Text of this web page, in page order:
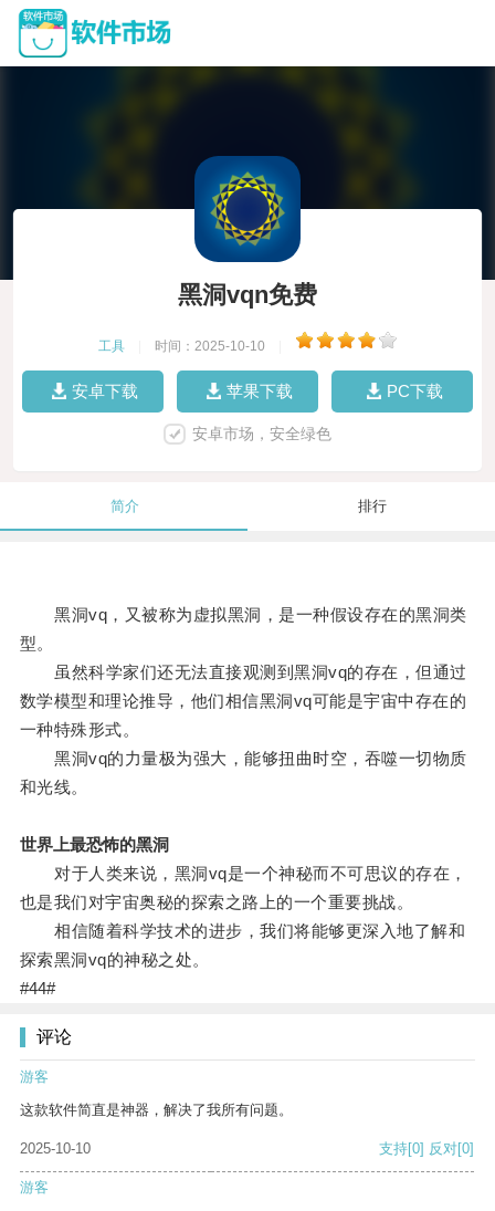
黑洞vqn免费
工具 时间：2025-10-10
安卓下载 苹果下载 PC下载
安卓市场，安全绿色
简介 排行
黑洞vq，又被称为虚拟黑洞，是一种假设存在的黑洞类
型。
虽然科学家们还无法直接观测到黑洞vq的存在，但通过
数学模型和理论推导，他们相信黑洞vq可能是宇宙中存在的
一种特殊形式。
黑洞vq的力量极为强大，能够扭曲时空，吞噬一切物质
和光线。
世界上最恐怖的黑洞
对于人类来说，黑洞vq是一个神秘而不可思议的存在，
也是我们对宇宙奥秘的探索之路上的一个重要挑战。
相信随着科学技术的进步，我们将能够更深入地了解和
探索黑洞vq的神秘之处。
#44#
评论
游客
这款软件简直是神器，解决了我所有问题。
2025-10-10 支持[0] 反对[0]
游客